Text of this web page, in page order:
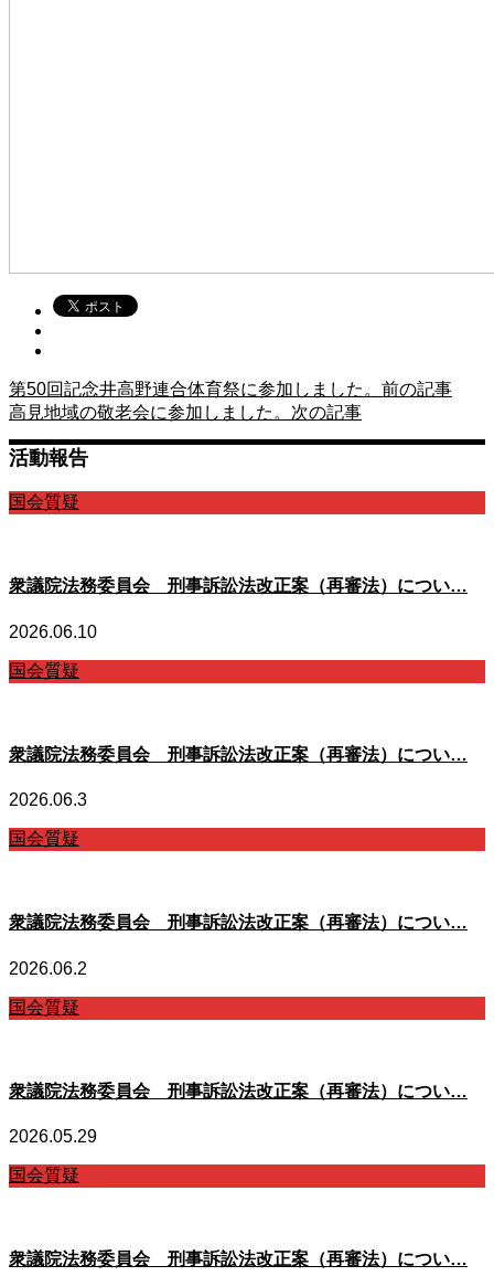
第50回記念井高野連合体育祭に参加しました。 前の記事
高見地域の敬老会に参加しました。 次の記事
活動報告
国会質疑
衆議院法務委員会 刑事訴訟法改正案（再審法）につい…
2026.06.10
国会質疑
衆議院法務委員会 刑事訴訟法改正案（再審法）につい…
2026.06.3
国会質疑
衆議院法務委員会 刑事訴訟法改正案（再審法）につい…
2026.06.2
国会質疑
衆議院法務委員会 刑事訴訟法改正案（再審法）につい…
2026.05.29
国会質疑
衆議院法務委員会 刑事訴訟法改正案（再審法）につい…